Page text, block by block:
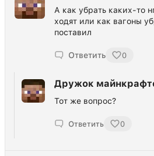
А как убрать каких-то
ходят или как вагоны
поставил
Ответить 0
Дружок
Тот же вопрос?
Ответить 0